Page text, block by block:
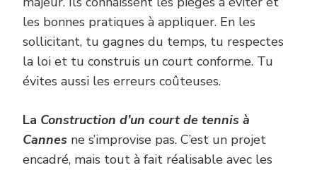
les bonnes pratiques à appliquer. En les
sollicitant, tu gagnes du temps, tu respectes
la loi et tu construis un court conforme. Tu
évites aussi les erreurs coûteuses.
La Construction d’un court de tennis à
Cannes ne s’improvise pas. C’est un projet
encadré, mais tout à fait réalisable avec les